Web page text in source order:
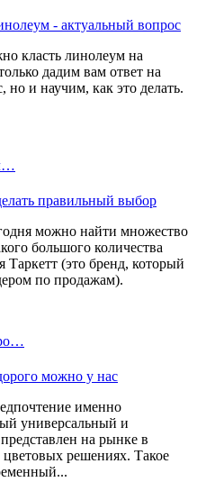
класть линолеум на
дадим вам ответ на
но и научим, как это делать.
можно найти множество
большого количества
(это бренд, который
по продажам).
именно
универсальный и
на рынке в
решениях. Такое